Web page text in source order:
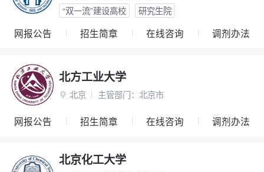
“双一流”建设高校
研究生院
网报公告 招生简章 在线咨询 调剂办法
北方工业大学
 北京 主管部门： 北京市
网报公告 招生简章 在线咨询 调剂办法
北京化工大学